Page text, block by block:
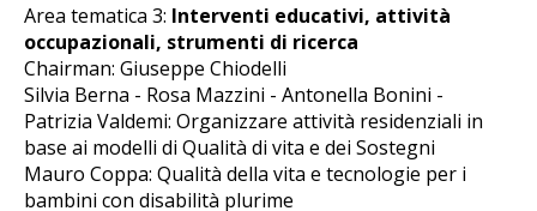
Area tematica 3: Interventi educativi, attività
occupazionali, strumenti di ricerca
Chairman: Giuseppe Chiodelli
Silvia Berna - Rosa Mazzini - Antonella Bonini -
Patrizia Valdemi: Organizzare attività residenziali in
base ai modelli di Qualità di vita e dei Sostegni
Mauro Coppa: Qualità della vita e tecnologie per i
bambini con disabilità plurime